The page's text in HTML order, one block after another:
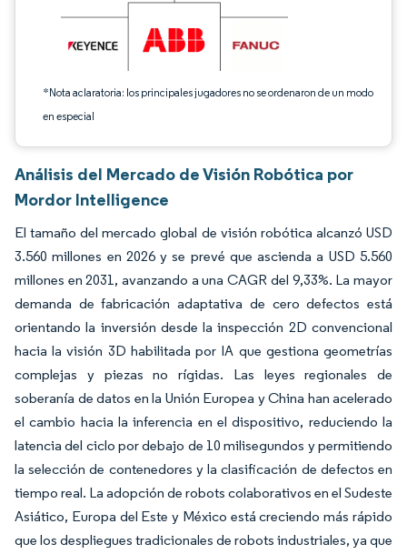
*Nota aclaratoria: los principales jugadores no se ordenaron de un modo
en especial
Análisis del Mercado de Visión Robótica por
Mordor Intelligence
El tamaño del mercado global de visión robótica alcanzó USD
3.560 millones en 2026 y se prevé que ascienda a USD 5.560
millones en 2031, avanzando a una CAGR del 9,33%. La mayor
demanda de fabricación adaptativa de cero defectos está
orientando la inversión desde la inspección 2D convencional
hacia la visión 3D habilitada por IA que gestiona geometrías
complejas y piezas no rígidas. Las leyes regionales de
soberanía de datos en la Unión Europea y China han acelerado
el cambio hacia la inferencia en el dispositivo, reduciendo la
latencia del ciclo por debajo de 10 milisegundos y permitiendo
la selección de contenedores y la clasificación de defectos en
tiempo real. La adopción de robots colaborativos en el Sudeste
Asiático, Europa del Este y México está creciendo más rápido
que los despliegues tradicionales de robots industriales, ya que